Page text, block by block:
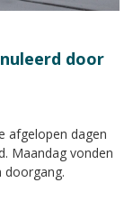
door
afgelopen dagen
Maandag vonden
doorgang.